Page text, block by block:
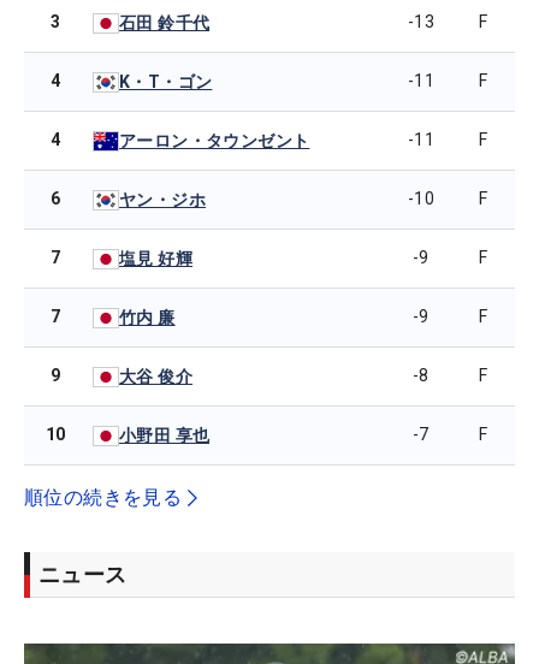
3 石田 鈴千代 -13 F
4 K・T・ゴン -11 F
4 アーロン・タウンゼント -11 F
6 ヤン・ジホ -10 F
7 塩見 好輝 -9 F
7 竹内 廉 -9 F
9 大谷 俊介 -8 F
10 小野田 享也 -7 F
順位の続きを見る
ニュース